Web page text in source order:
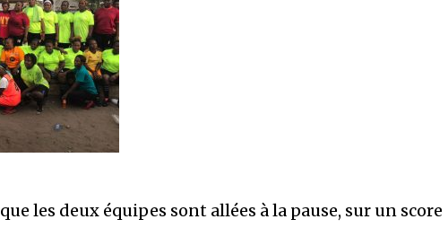
que les deux équipes sont allées à la pause, sur un score